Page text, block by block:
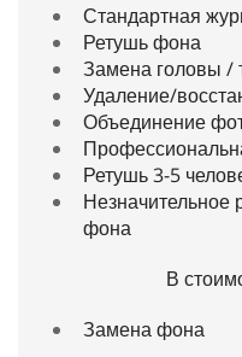
Стандартная
Ретушь фона
Замена головы /
Удаление/
Объединение
Ретушь 3-5
Незначительное
фона
В
Замена фона